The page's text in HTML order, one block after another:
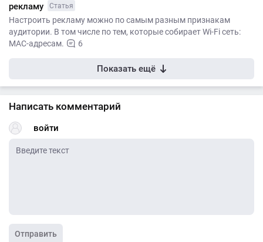
рекламу
Статья
Настроить рекламу можно по самым разным признакам
аудитории. В том числе по тем, которые собирает Wi-Fi сеть:
MAC-адресам.
6
Показать ещё
Написать комментарий
войти
Отправить